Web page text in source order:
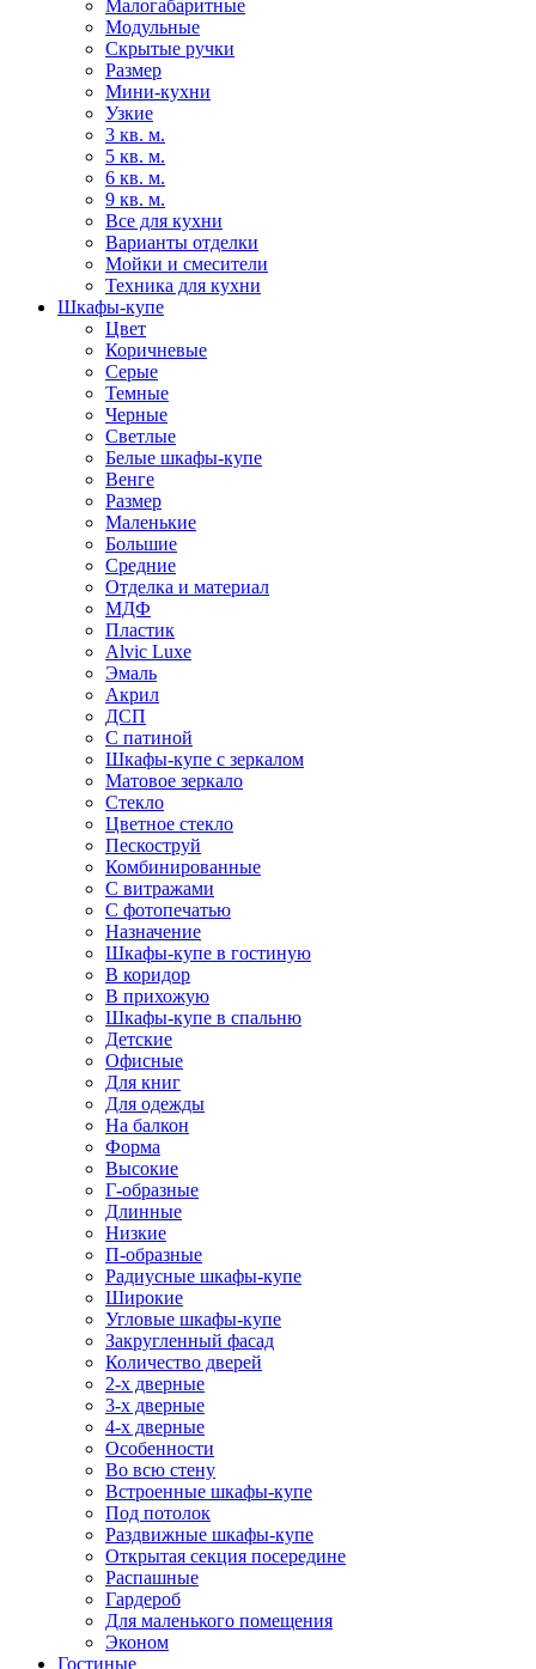
Малогабаритные
Модульные
Скрытые ручки
Размер
Мини-кухни
Узкие
3 кв. м.
5 кв. м.
6 кв. м.
9 кв. м.
Все для кухни
Варианты отделки
Мойки и смесители
Техника для кухни
Шкафы-купе
Цвет
Коричневые
Серые
Темные
Черные
Светлые
Белые шкафы-купе
Венге
Размер
Маленькие
Большие
Средние
Отделка и материал
МДФ
Пластик
Alvic Luxe
Эмаль
Акрил
ДСП
С патиной
Шкафы-купе с зеркалом
Матовое зеркало
Стекло
Цветное стекло
Пескоструй
Комбинированные
С витражами
С фотопечатью
Назначение
Шкафы-купе в гостиную
В коридор
В прихожую
Шкафы-купе в спальню
Детские
Офисные
Для книг
Для одежды
На балкон
Форма
Высокие
Г-образные
Длинные
Низкие
П-образные
Радиусные шкафы-купе
Широкие
Угловые шкафы-купе
Закругленный фасад
Количество дверей
2-х дверные
3-х дверные
4-х дверные
Особенности
Во всю стену
Встроенные шкафы-купе
Под потолок
Раздвижные шкафы-купе
Открытая секция посередине
Распашные
Гардероб
Для маленького помещения
Эконом
Гостиные